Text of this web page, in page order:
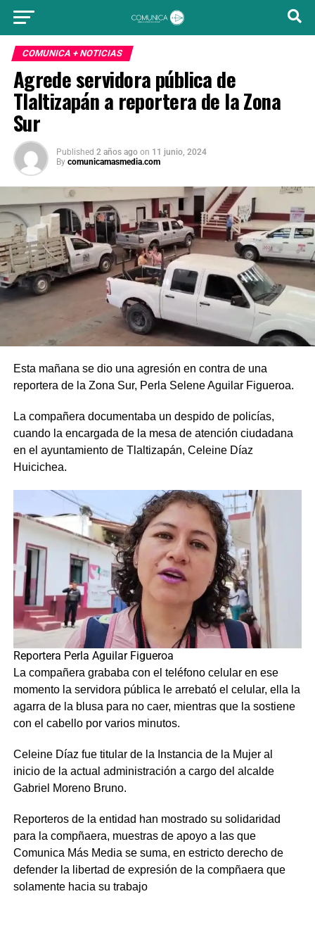
COMUNICA + NOTICIAS
Agrede servidora pública de
Tlaltizapán a reportera de la Zona
Sur
Published 2 años ago on 11 junio, 2024
By comunicamasmedia.com
Esta mañana se dio una agresión en contra de una
reportera de la Zona Sur, Perla Selene Aguilar Figueroa.
La compañera documentaba un despido de policías,
cuando la encargada de la mesa de atención ciudadana
en el ayuntamiento de Tlaltizapán, Celeine Díaz
Huicichea.
Reportera Perla Aguilar Figueroa
La compañera grababa con el teléfono celular en ese
momento la servidora pública le arrebató el celular, ella la
agarra de la blusa para no caer, mientras que la sostiene
con el cabello por varios minutos.
Celeine Díaz fue titular de la Instancia de la Mujer al
inicio de la actual administración a cargo del alcalde
Gabriel Moreno Bruno.
Reporteros de la entidad han mostrado su solidaridad
para la compñaera, muestras de apoyo a las que
Comunica Más Media se suma, en estricto derecho de
defender la libertad de expresión de la compñaera que
solamente hacia su trabajo